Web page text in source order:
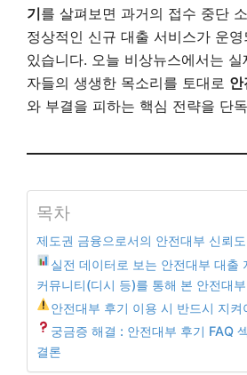
기를 살펴보면 과거의 접수 중단
정상적인 신규 대출 서비스가 운
있습니다. 오늘 비상뉴스에서는
자들의 생생한 목소리를 토대로 안
와 부결을 피하는 핵심 전략을 단
목차
제도권 금융으로서의 안전대부 신뢰
실전 데이터로 보는 안전대부 대출
커뮤니티(디시 등)를 통해 본 안전대
안전대부 후기 이용 시 반드시 지켜
궁금증 해결 : 안전대부 후기 FAQ
결론